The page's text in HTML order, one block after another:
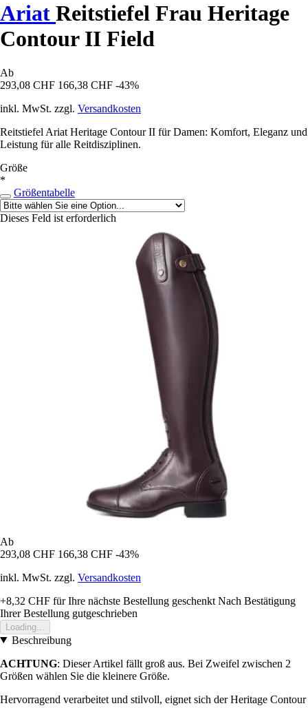
Ariat Reitstiefel Frau Heritage
Contour II Field
Ab
293,08 CHF 166,38 CHF -43%
inkl. MwSt. zzgl. Versandkosten
Reitstiefel Ariat Heritage Contour II für Damen: Komfort, Eleganz und
Leistung für alle Reitdisziplinen.
Größe
*
Größentabelle
Dieses Feld ist erforderlich
Ab
293,08 CHF 166,38 CHF -43%
inkl. MwSt. zzgl. Versandkosten
+8,32 CHF für Ihre nächste Bestellung geschenkt Nach Bestätigung
Ihrer Bestellung gutgeschrieben
Loading...
Beschreibung
ACHTUNG: Dieser Artikel fällt groß aus. Bei Zweifel zwischen 2
Größen wählen Sie die kleinere Größe.
Hervorragend verarbeitet und stilvoll, eignet sich der Heritage Contour